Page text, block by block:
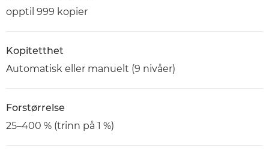
opptil 999 kopier
Kopitetthet
Automatisk eller manuelt (9 nivåer)
Forstørrelse
25–400 % (trinn på 1 %)